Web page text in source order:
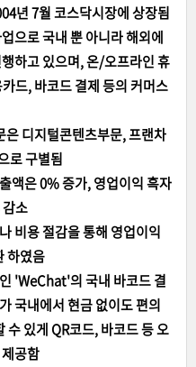
년 7월 코스닥시장에 상장됨
으로 국내 뿐 아니라 해외에
하고 있으며, 온/오프라인 휴
드, 바코드 결제 등의 커머스
디지털콘텐츠부문, 프랜차
로 구별됨
액은 0% 증가, 영업이익 흑자
소
비용 절감을 통해 영업이익
하였음
'WeChat'의 국내 바코드 결
국내에서 현금 없이도 편의
수 있게 QR코드, 바코드 등 오
공함